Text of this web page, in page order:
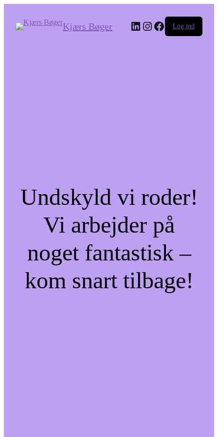
Kjærs Bøger LinkedIn
Instagram
Facebook
Log ind
Undskyld vi roder!
Vi arbejder på
noget fantastisk –
kom snart tilbage!